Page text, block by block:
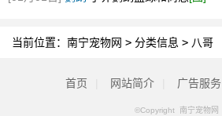
当前位置： 南宁宠物网 > 分类信息 > 八哥
首页 网站简介 广告服务
©Copyright 南宁宠物网